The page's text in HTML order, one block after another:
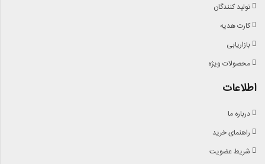
تولید کنندگان
کارت هدیه
بازاریابی
محصولات ویژه
اطلاعات
درباره ما
راهنمای خرید
شریط عضویت